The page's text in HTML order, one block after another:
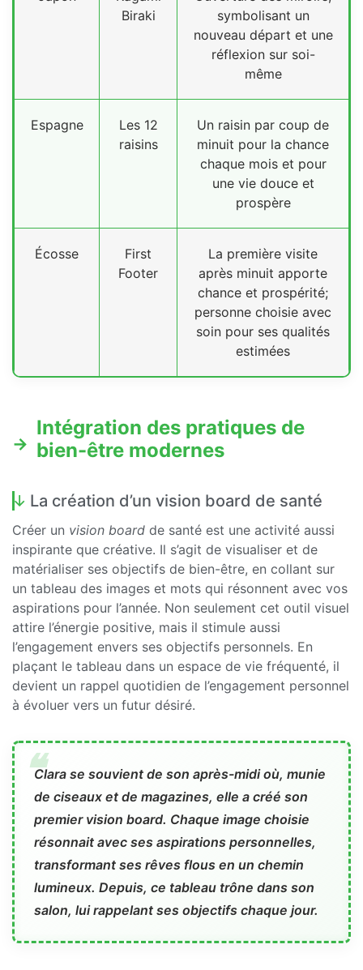
Biraki
symbolisant un
nouveau départ et une
réflexion sur soi-
même
Espagne
Les 12
raisins
Un raisin par coup de
minuit pour la chance
chaque mois et pour
une vie douce et
prospère
Écosse
First
Footer
La première visite
après minuit apporte
chance et prospérité;
personne choisie avec
soin pour ses qualités
estimées
Intégration des pratiques de
bien-être modernes
La création d’un vision board de santé
Créer un vision board de santé est une activité aussi
inspirante que créative. Il s’agit de visualiser et de
matérialiser ses objectifs de bien-être, en collant sur
un tableau des images et mots qui résonnent avec vos
aspirations pour l’année. Non seulement cet outil visuel
attire l’énergie positive, mais il stimule aussi
l’engagement envers ses objectifs personnels. En
plaçant le tableau dans un espace de vie fréquenté, il
devient un rappel quotidien de l’engagement personnel
à évoluer vers un futur désiré.
Clara se souvient de son après-midi où, munie
de ciseaux et de magazines, elle a créé son
premier vision board. Chaque image choisie
résonnait avec ses aspirations personnelles,
transformant ses rêves flous en un chemin
lumineux. Depuis, ce tableau trône dans son
salon, lui rappelant ses objectifs chaque jour.